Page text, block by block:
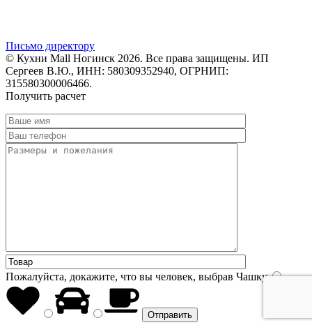
Письмо директору
© Кухни Mall Ногинск 2026. Все права защищены. ИП
Сергеев В.Ю., ИНН: 580309352940, ОГРНИП:
315580300006466.
Получить расчет
Пожалуйста, докажите, что вы человек, выбрав Чашку.